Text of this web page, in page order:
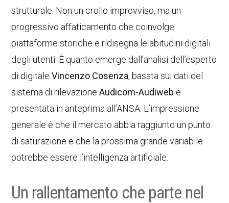
strutturale. Non un crollo improvviso, ma un
progressivo affaticamento che coinvolge
piattaforme storiche e ridisegna le abitudini digitali
degli utenti. È quanto emerge dall’analisi dell’esperto
di digitaleVincenzo Cosenza, basata sui dati del
sistema di rilevazioneAudicom-Audiweb e
presentata in anteprima all’ANSA. L’impressione
generale è che il mercato abbia raggiunto un punto
di saturazione e che la prossima grande variabile
potrebbe essere l’intelligenza artificiale.
Un rallentamento che parte nel